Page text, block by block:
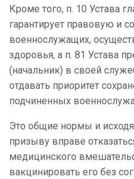
Кроме того, п. 10 Устава
гарантирует правовую и
военнослужащих,
здоровья, а п. 81 Устава
(начальник) в своей
отдавать приоритет
подчиненных
Это общие нормы и
призыву вправе
медицинского
вакцинировать его без